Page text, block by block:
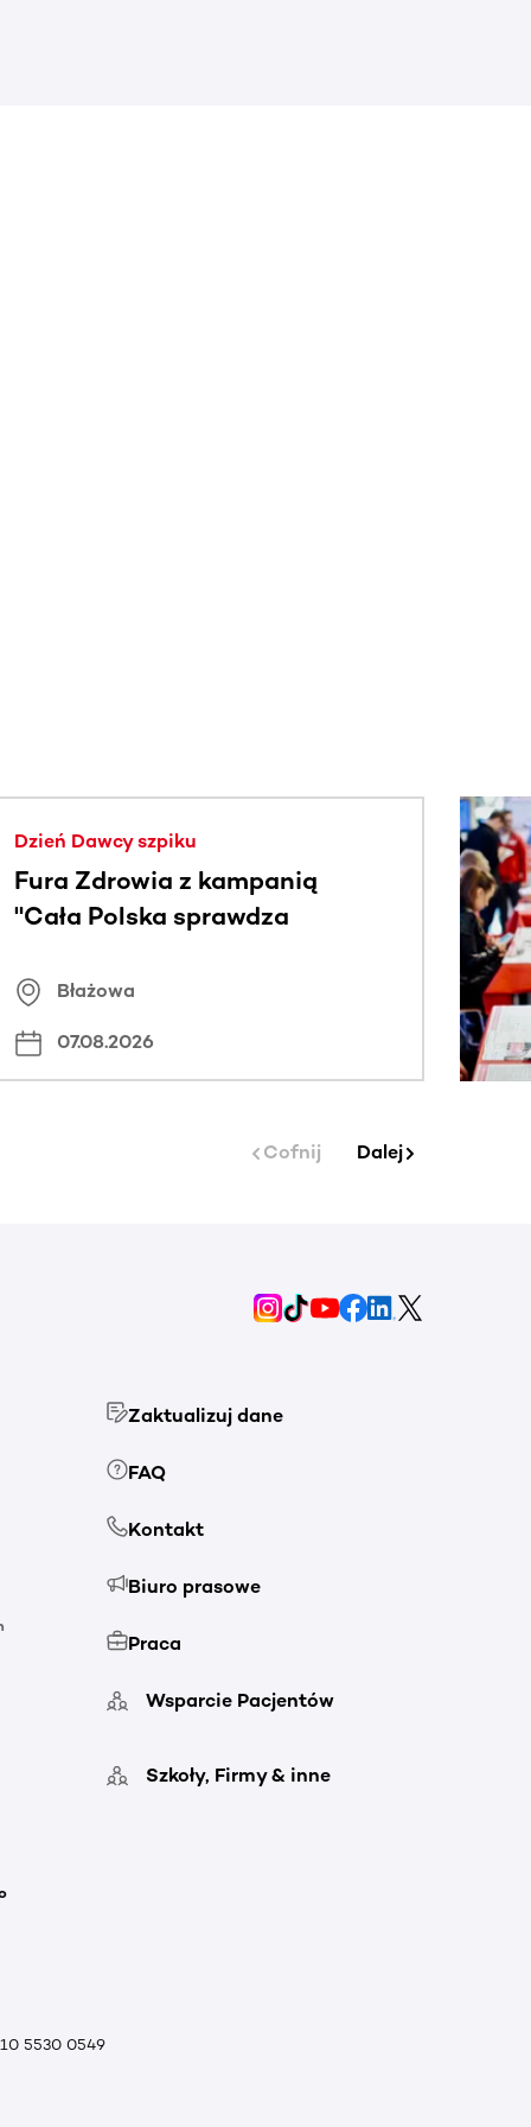
Dzień Dawcy szpiku
Fura Zdrowia z kampanią
"Cała Polska sprawdza
Błażowa
07.08.2026
Cofnij Dalej
Zaktualizuj dane
FAQ
Kontakt
Biuro prasowe
Praca
Wsparcie Pacjentów
Szkoły, Firmy & inne
5530 0549